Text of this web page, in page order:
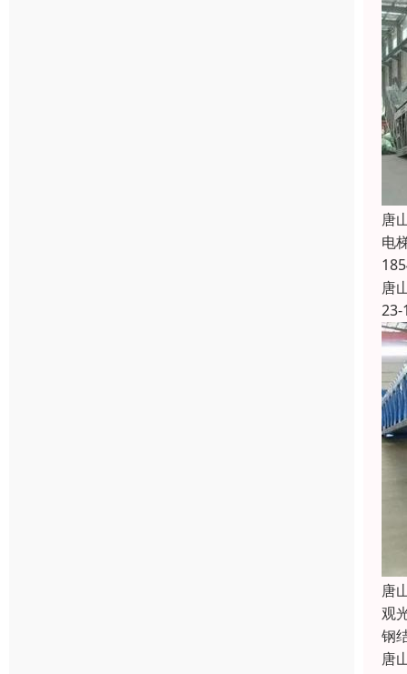
唐
电
唐
23-
唐
观
钢
唐